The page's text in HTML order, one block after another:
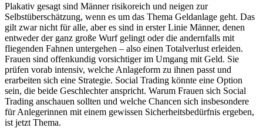
Plakativ gesagt sind Männer risikoreich und neigen zur
Selbstüberschätzung, wenn es um das Thema Geldanlage geht. Das
gilt zwar nicht für alle, aber es sind in erster Linie Männer, denen
entweder der ganz große Wurf gelingt oder die andernfalls mit
fliegenden Fahnen untergehen – also einen Totalverlust erleiden.
Frauen sind offenkundig vorsichtiger im Umgang mit Geld. Sie
prüfen vorab intensiv, welche Anlageform zu ihnen passt und
erarbeiten sich eine Strategie. Social Trading könnte eine Option
sein, die beide Geschlechter anspricht. Warum Frauen sich Social
Trading anschauen sollten und welche Chancen sich insbesondere
für Anlegerinnen mit einem gewissen Sicherheitsbedürfnis ergeben,
ist jetzt Thema.